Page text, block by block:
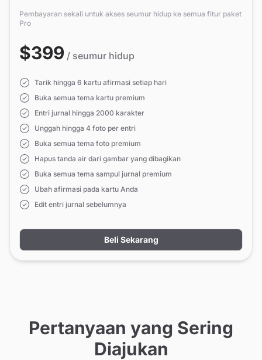
Pembayaran sekali untuk akses seumur hidup ke semua fitur paket
Pro
$399 / seumur hidup
Tarik hingga 6 kartu afirmasi setiap hari
Buka semua tema kartu premium
Entri jurnal hingga 2000 karakter
Unggah hingga 4 foto per entri
Buka semua tema foto premium
Hapus tanda air dari gambar yang dibagikan
Buka semua tema sampul jurnal premium
Ubah afirmasi pada kartu Anda
Edit entri jurnal sebelumnya
Beli Sekarang
Pertanyaan yang Sering
Diajukan